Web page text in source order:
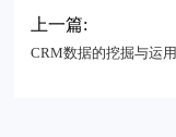
上一篇:
CRM数据的挖掘与运用